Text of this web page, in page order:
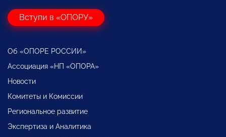
Вступи в «ОПОРУ»
Об «ОПОРЕ РОССИИ»
Ассоциация «НП «ОПОРА»
Новости
Комитеты и Комиссии
Региональное развитие
Экспертиза и Аналитика